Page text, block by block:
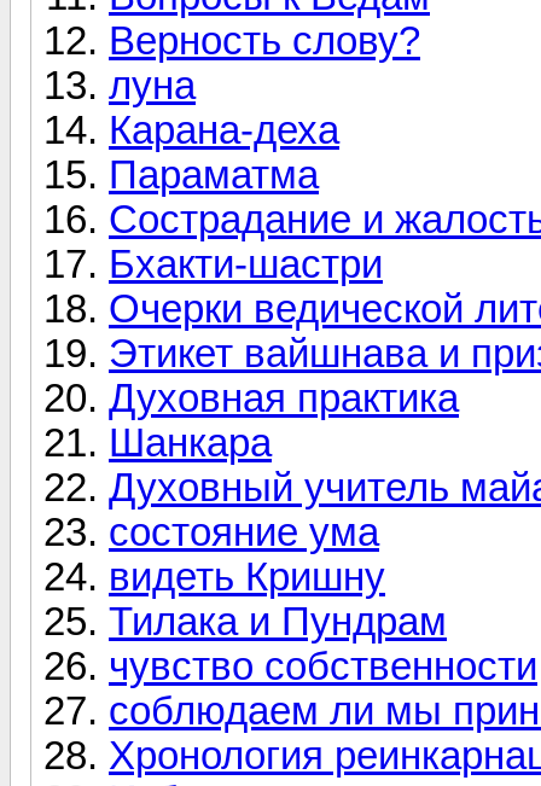
Верность слову?
луна
Карана-деха
Параматма
Сострадание и
Бхакти-шастри
Очерки ведической
Этикет вайшнава и
Духовная практика
Шанкара
Духовный учитель
состояние ума
видеть Кришну
Тилака и Пундрам
чувство собственности
соблюдаем ли мы
Хронология